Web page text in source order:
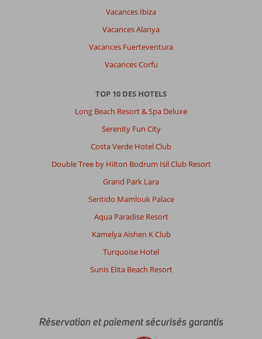
Vacances Ibiza
Vacances Alanya
Vacances Fuerteventura
Vacances Corfu
TOP 10 DES HOTELS
Long Beach Resort & Spa Deluxe
Serenity Fun City
Costa Verde Hotel Club
Double Tree by Hilton Bodrum Isil Club Resort
Grand Park Lara
Sentido Mamlouk Palace
Aqua Paradise Resort
Kamelya Aishen K Club
Turquoise Hotel
Sunis Elita Beach Resort
Réservation et paiement sécurisés garantis